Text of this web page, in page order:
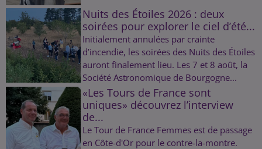
Nuits des Étoiles 2026 : deux
soirées pour explorer le ciel d’été...
Initialement annulées par crainte
d’incendie, les soirées des Nuits des Étoiles
auront finalement lieu. Les 7 et 8 août, la
Société Astronomique de Bourgogne...
«Les Tours de France sont
uniques» découvrez l’interview
de...
Le Tour de France Femmes est de passage
en Côte-d'Or pour le contre-la-montre.